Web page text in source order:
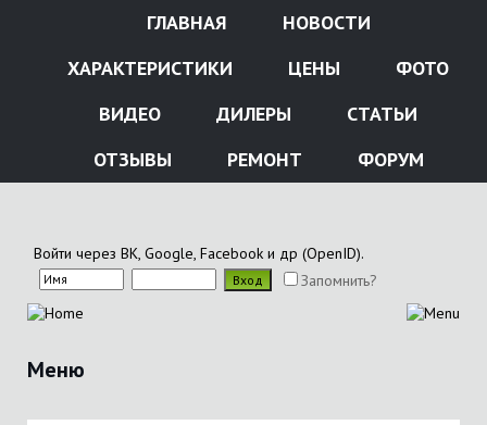
ГЛАВНАЯ
НОВОСТИ
ХАРАКТЕРИСТИКИ
ЦЕНЫ
ФОТО
ВИДЕО
ДИЛЕРЫ
СТАТЬИ
ОТЗЫВЫ
РЕМОНТ ФОРУМ
Войти через ВК, Google, Facebook и др (OpenID).
Запомнить?
Меню